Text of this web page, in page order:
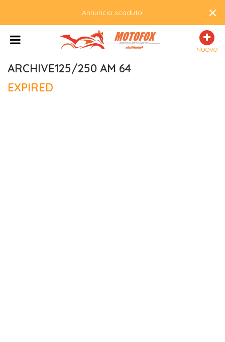
×
Annuncio scaduto!
NUOVO
ARCHIVE125/250 AM 64
EXPIRED